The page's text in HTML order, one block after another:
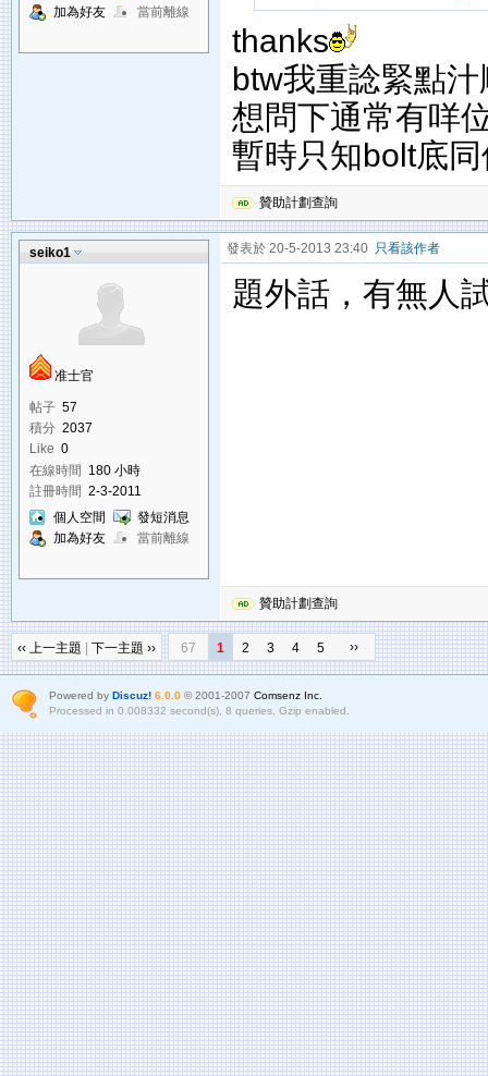
加為好友
當前離線
thanks
btw我重諗緊點
想問下通常有咩
暫時只知bolt底
贊助計劃查詢
seiko1
准士官
帖子 57
積分 2037
Like 0
在線時間 180 小時
註冊時間 2-3-2011
個人空間
發短消息
加為好友
當前離線
發表於 20-5-2013 23:40 只看該作者
題外話，有無人
贊助計劃查詢
‹‹ 上一主題 下一主題 ›› 67 1 2 3 4 5 ››
Powered by Discuz! 6.0.0© 2001-2007 Comsenz Inc.
Processed in 0.008332 second(s), 8 queries, Gzip enabled.